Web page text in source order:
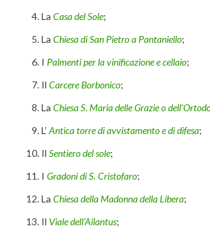
La Casa del Sole;
La Chiesa di San Pietro a Pantaniello;
I Palmenti per la vinificazione e cellaio;
Il Carcere Borbonico;
La Chiesa S. Maria delle Grazie o
L’ Antica torre di avvistamento e di difesa;
Il Sentiero del sole;
I Gradoni di S. Cristofaro;
La Chiesa della Madonna della Libera;
Il Viale dell’Ailantus;